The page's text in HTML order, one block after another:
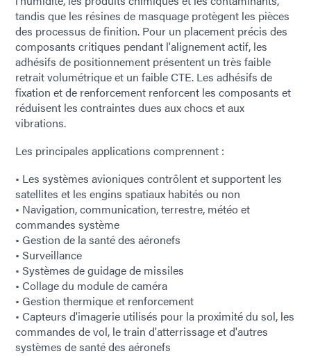
tandis que les résines de masquage protègent les pièces
des processus de finition. Pour un placement précis des
composants critiques pendant l'alignement actif, les
adhésifs de positionnement présentent un très faible
retrait volumétrique et un faible CTE. Les adhésifs de
fixation et de renforcement renforcent les composants et
réduisent les contraintes dues aux chocs et aux
vibrations.
Les principales applications comprennent :
• Les systèmes avioniques contrôlent et supportent les
satellites et les engins spatiaux habités ou non
• Navigation, communication, terrestre, météo et
commandes système
• Gestion de la santé des aéronefs
• Surveillance
• Systèmes de guidage de missiles
• Collage du module de caméra
• Gestion thermique et renforcement
• Capteurs d'imagerie utilisés pour la proximité du sol, les
commandes de vol, le train d'atterrissage et d'autres
systèmes de santé des aéronefs